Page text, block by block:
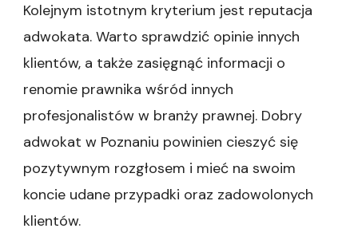
Kolejnym istotnym kryterium jest reputacja
adwokata. Warto sprawdzić opinie innych
klientów, a także zasięgnąć informacji o
renomie prawnika wśród innych
profesjonalistów w branży prawnej. Dobry
adwokat w Poznaniu powinien cieszyć się
pozytywnym rozgłosem i mieć na swoim
koncie udane przypadki oraz zadowolonych
klientów.